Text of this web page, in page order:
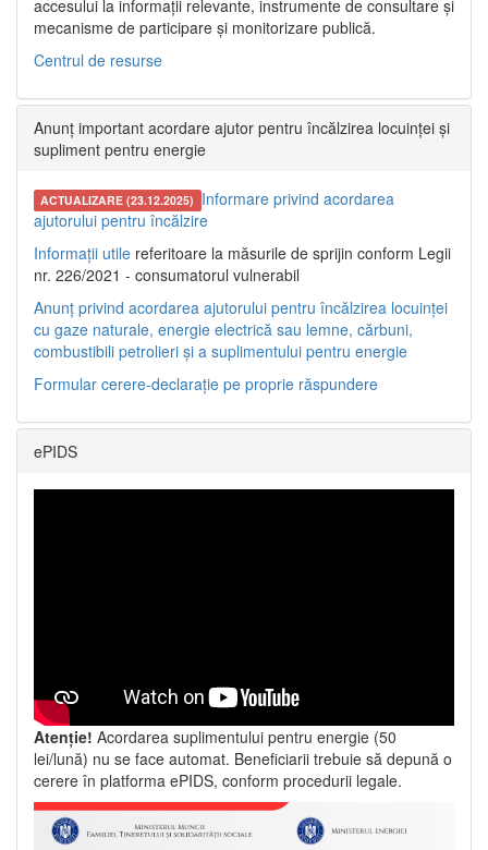
accesului la informații relevante, instrumente de consultare și
mecanisme de participare și monitorizare publică.
Centrul de resurse
Anunț important acordare ajutor pentru încălzirea locuinței și
supliment pentru energie
ACTUALIZARE (23.12.2025) Informare privind acordarea
ajutorului pentru încălzire
Informații utile referitoare la măsurile de sprijin conform Legii
nr. 226/2021 - consumatorul vulnerabil
Anunț privind acordarea ajutorului pentru încălzirea locuinței
cu gaze naturale, energie electrică sau lemne, cărbuni,
combustibili petrolieri și a suplimentului pentru energie
Formular cerere-declarație pe proprie răspundere
ePIDS
Atenție! Acordarea suplimentului pentru energie (50
lei/lună) nu se face automat. Beneficiarii trebuie să depună o
cerere în platforma ePIDS, conform procedurii legale.